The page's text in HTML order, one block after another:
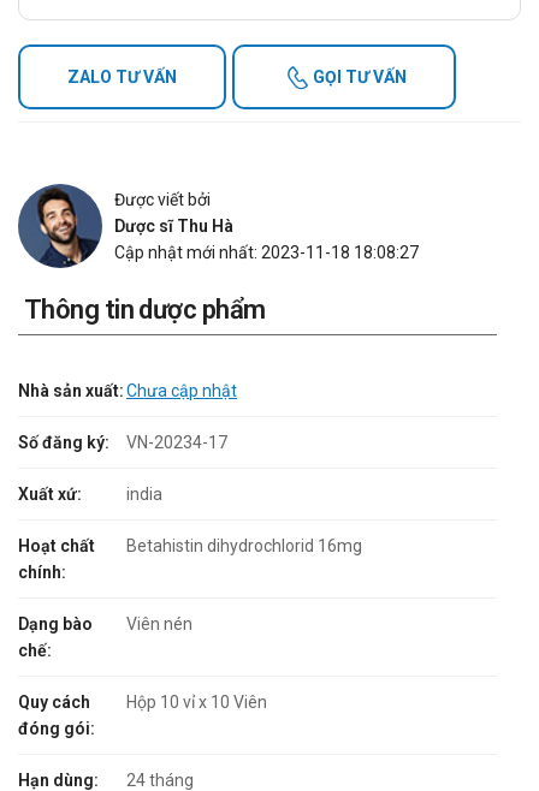
ZALO TƯ VẤN GỌI TƯ VẤN
Được viết bởi
Dược sĩ Thu Hà
Cập nhật mới nhất: 2023-11-18 18:08:27
Thông tin dược phẩm
Nhà sản xuất:Chưa cập nhật
Số đăng ký: VN-20234-17
Xuất xứ: india
Hoạt chất
chính:
Betahistin dihydrochlorid 16mg
Dạng bào
chế:
Viên nén
Quy cách
đóng gói:
Hộp 10 vỉ x 10 Viên
Hạn dùng: 24 tháng